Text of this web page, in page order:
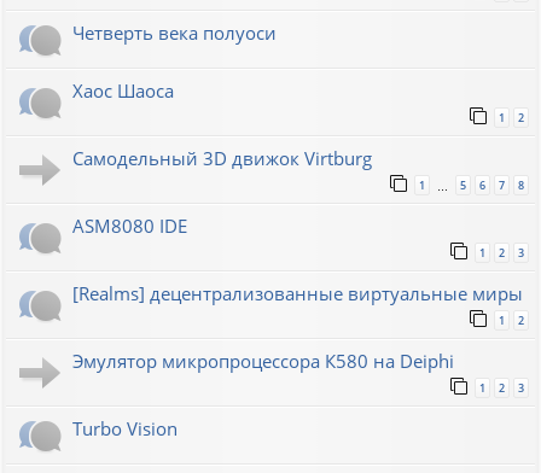
Четверть века полуоси
Хаос Шаоса
1 2
Самодельный 3D движок Virtburg
1 5 6 7 8
ASM8080 IDE
1 2 3
[Realms] децентрализованные виртуальные миры
1 2
Эмулятор микропроцессора К580 на Deiphi
1 2 3
Turbo Vision